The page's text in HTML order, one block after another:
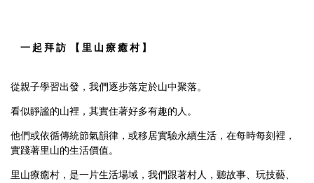
一 起 拜 訪  【 里 山 療 癒 村 】
從親子學習出發，我們逐步落定於山中聚落。
看似靜謐的山裡，其實住著好多有趣的人。
他們或依循傳統節氣韻律，或移居實驗永續生活，在每時每刻裡，
實踐著里山的生活價值。
里山療癒村，是一片生活場域，我們跟著村人，聽故事、玩技藝、